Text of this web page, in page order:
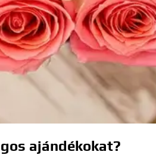
ajándékokat?